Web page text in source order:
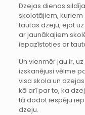
Dzejas dienas
skolotājiem,
tautas dzeju, ejot
ar jaunākajiem
iepazīstoties ar
Un vienmēr jau ir,
izskanējusi vēlme
visa skola un
kā arī par to, ka
tā dodot iespēju
dzeju.